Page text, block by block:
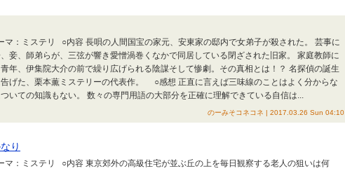
マ：ミステリ ○内容 長唄の人間国宝の家元、安東家の邸内で女弟子が殺された。 芸事に
妾、師弟らが、三弦が響き愛憎渦巻くなかで同居している閉ざされた旧家。 家庭教師に
年、伊集院大介の前で繰り広げられる陰謀そして惨劇。その真相とは！？ 名探偵の誕生
げた、栗本薫ミステリーの代表作。 ○感想 正直に言えば三味線のことはよく分からな
いての知識もない。 数々の専門用語の大部分を正確に理解できている自信は...
のーみそコネコネ | 2017.03.26 Sun 04:10
り
マ：ミステリ ○内容 東京郊外の高級住宅が並ぶ丘の上を毎日観察する老人の狙いは何